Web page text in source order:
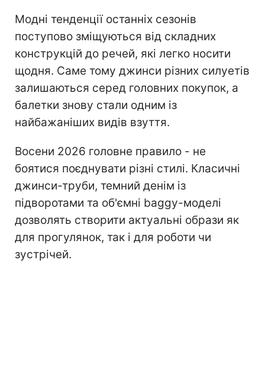
Модні тенденції останніх сезонів
поступово зміщуються від складних
конструкцій до речей, які легко носити
щодня. Саме тому джинси різних силуетів
залишаються серед головних покупок, а
балетки знову стали одним із
найбажаніших видів взуття.
Восени 2026 головне правило - не
боятися поєднувати різні стилі. Класичні
джинси-труби, темний денім із
підворотами та об'ємні baggy-моделі
дозволять створити актуальні образи як
для прогулянок, так і для роботи чи
зустрічей.